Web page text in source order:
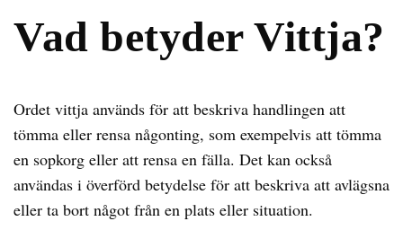
Vad betyder Vittja?
Ordet vittja används för att beskriva handlingen att
tömma eller rensa någonting, som exempelvis att tömma
en sopkorg eller att rensa en fälla. Det kan också
användas i överförd betydelse för att beskriva att avlägsna
eller ta bort något från en plats eller situation.